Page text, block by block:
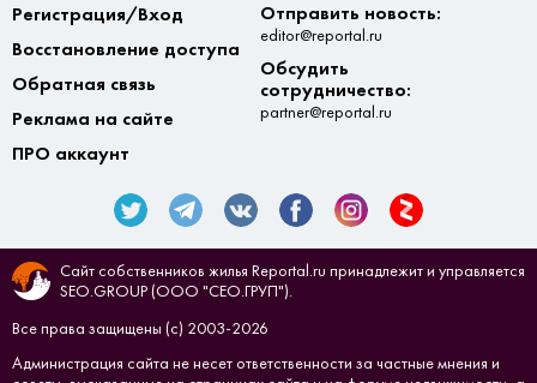
Регистрация/Вход
Восстановление доступа
Обратная связь
Реклама на сайте
ПРО аккаунт
Отправить новость:
editor@reportal.ru
Обсудить
сотрудничество:
partner@reportal.ru
Сайт собственников жилья Reportal.ru принадлежит и управляется
SEO.GROUP (ООО "СЕО.ГРУП").
Все права защищены (с) 2003-2026
Администрация сайта не несет ответственности за частные мнения и